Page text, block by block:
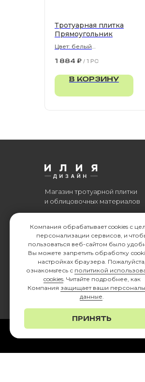
Тротуарная плитка
Прямоугольник
Цвет: белый
1 884 ₽ / 1 PC
В КОРЗИНУ
ИП Ильинский В.В. ИНН
Информация, размещенная на
офертой или публичной офертой
Все права защищены. © 2006-
Магазин тротуарной плитки
и облицовочных материалов
Компания обрабатывает cookies с
персонализации сервисов, и
пользоваться веб-сайтом было
Вы можете запретить обработку
настройках браузера. Пожалуйста,
ознакомьтесь с политикой
cookies. Читайте подробнее, как
Компания защищает ваши
данные.
ПРИНЯТЬ